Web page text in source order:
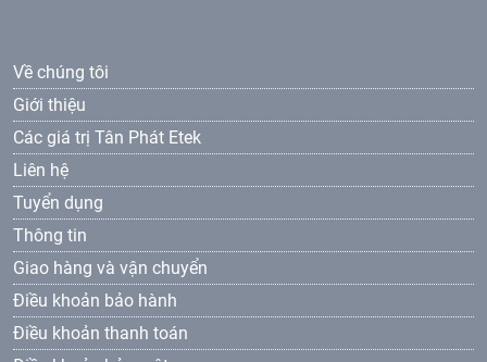
Về chúng tôi
Giới thiệu
Các giá trị Tân Phát Etek
Liên hệ
Tuyển dụng
Thông tin
Giao hàng và vận chuyển
Điều khoản bảo hành
Điều khoản thanh toán